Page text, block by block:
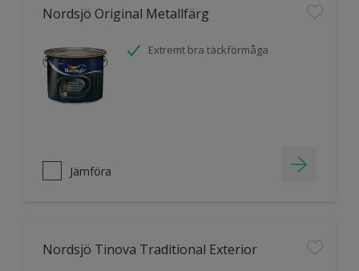
Nordsjö Original Metallfärg
Extremt bra täckförmåga
Jämföra
Nordsjö Tinova Traditional Exterior